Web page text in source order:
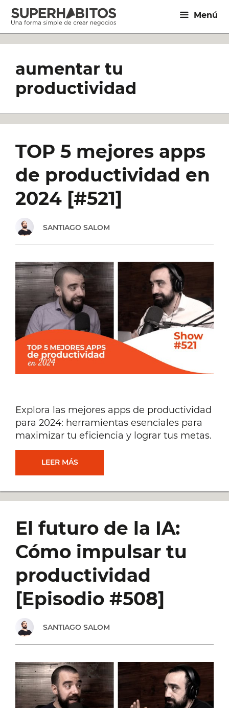
Saltar
contenido
Menú
aumentar tu
productividad
TOP 5 mejores apps
de productividad en
2024 [#521]
SANTIAGO SALOM
Explora las mejores apps de productividad
para 2024: herramientas esenciales para
maximizar tu eficiencia y lograr tus metas.
LEER MÁSTOP
APPS
[#521]
El futuro de la IA:
Cómo impulsar tu
productividad
[Episodio #508]
SANTIAGO SALOM